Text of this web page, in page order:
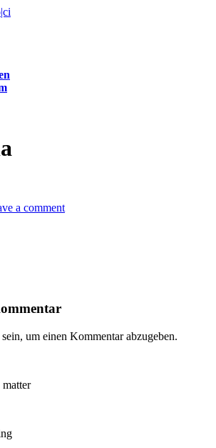
a comment
sein, um einen Kommentar abzugeben.